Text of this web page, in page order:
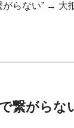
らない” → 大
繋がらな